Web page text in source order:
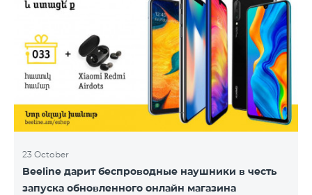
23 October
Beeline дарит беспроводные наушники в честь
запуска обновленного онлайн магазина